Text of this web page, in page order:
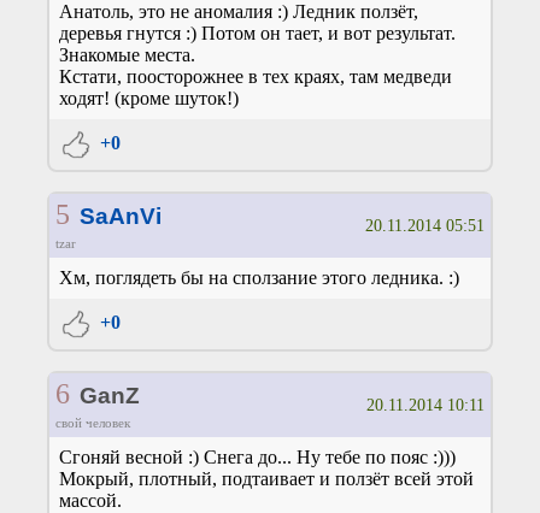
Анатоль, это не аномалия :) Ледник ползёт,
деревья гнутся :) Потом он тает, и вот результат.
Знакомые места.
Кстати, поосторожнее в тех краях, там медведи
ходят! (кроме шуток!)
+0
5 SaAnVi
tzar
20.11.2014 05:51
Хм, поглядеть бы на сползание этого ледника. :)
+0
6 GanZ
свой человек
20.11.2014 10:11
Сгоняй весной :) Снега до... Ну тебе по пояс :)))
Мокрый, плотный, подтаивает и ползёт всей этой
массой.